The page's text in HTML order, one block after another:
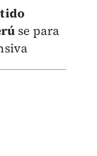
se para